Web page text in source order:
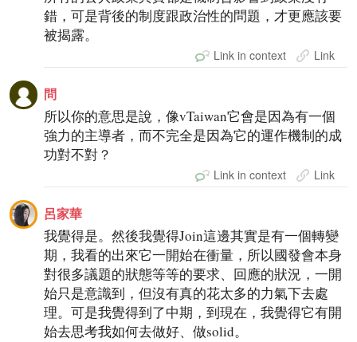
錯，可是背後的制度跟政治性的問題，才更應該要
被揭露。
Link in context Link
問
所以你的意思是說，像vTaiwan它會是因為有一個
強力的主導者，而不完全是因為它的運作機制的成
功對不對？
Link in context Link
呂家華
我覺得是。然後我覺得Join這邊其實是有一個轉變
期，我看的出來它一開始在衝量，所以國發會本身
對很多議題的狀態等等的要求、回應的狀況，一開
始只是意識到，但沒有真的花太多的力氣下去處
理。可是我覺得到了中期，到現在，我覺得它有開
始去思考我如何去做好、做solid。